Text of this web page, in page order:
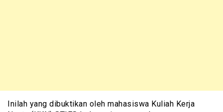
Inilah yang dibuktikan oleh mahasiswa Kuliah Kerja